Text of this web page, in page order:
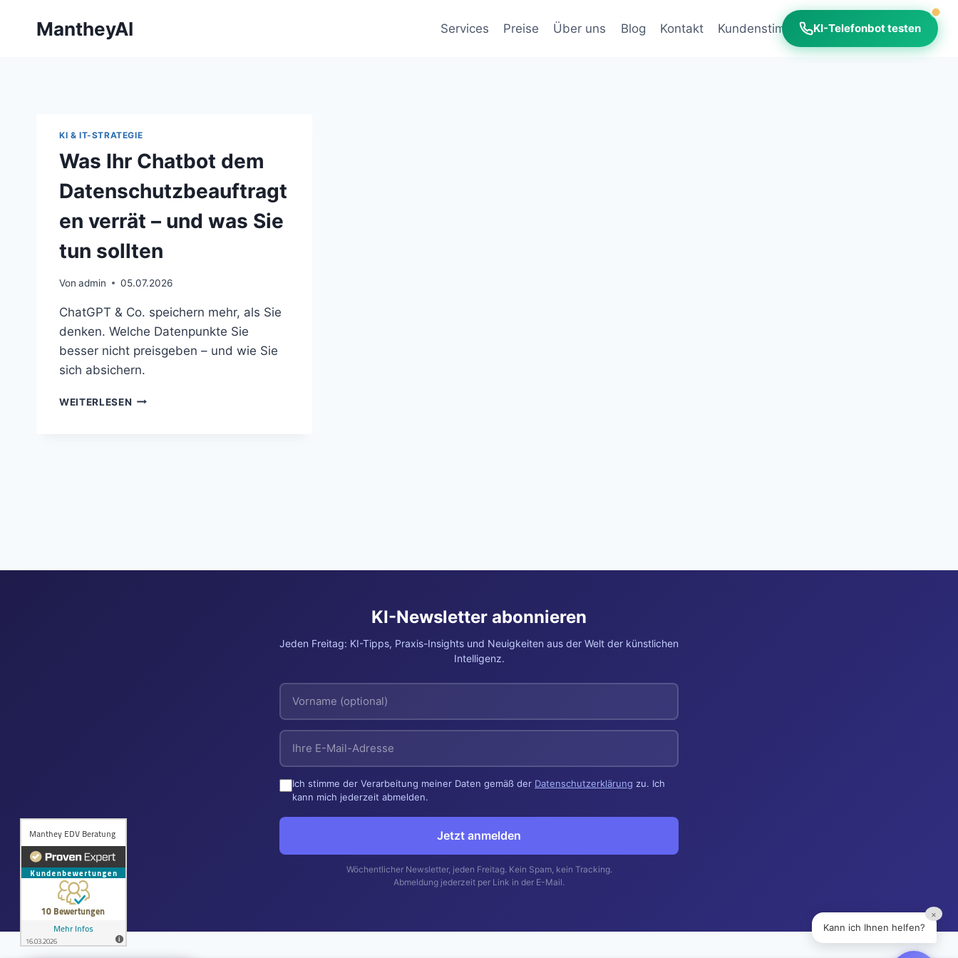
MantheyAI Services Preise Über uns Blog Kontakt Kundenstimmen KI-ROI-Rechner
KI & IT-STRATEGIE
Was Ihr Chatbot dem
Datenschutzbeauftragt
en verrät – und was Sie
tun sollten
Von admin 05.07.2026
ChatGPT & Co. speichern mehr, als Sie
denken. Welche Datenpunkte Sie
besser nicht preisgeben – und wie Sie
sich absichern.
WEITERLESEN WAS
KI-Newsletter abonnieren
Jeden Freitag: KI-Tipps, Praxis-Insights und Neuigkeiten aus der Welt der künstlichen
Intelligenz.
Ich stimme der Verarbeitung meiner Daten gemäß der Datenschutzerklärung zu. Ich
kann mich jederzeit abmelden.
Jetzt anmelden
Wöchentlicher Newsletter, jeden Freitag. Kein Spam, kein Tracking.
Abmeldung jederzeit per Link in der E-Mail.
KI-Telefonbot testen
×
Kann ich Ihnen helfen?